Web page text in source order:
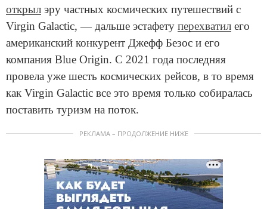
открыл эру частных космических путешествий с
Virgin Galactic, — дальше эстафету перехватил его
американский конкурент Джефф Безос и его
компания Blue Origin. C 2021 года последняя
провела уже шесть космических рейсов, в то время
как Virgin Galactic все это время только собиралась
поставить туризм на поток.
РЕКЛАМА – ПРОДОЛЖЕНИЕ НИЖЕ